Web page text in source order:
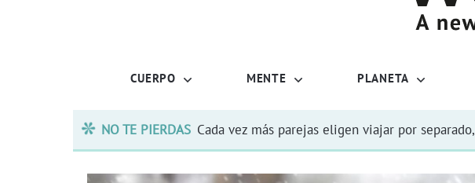
CUERPO MENTE PLANETA
NO TE PIERDAS Cada vez más parejas eligen viajar por